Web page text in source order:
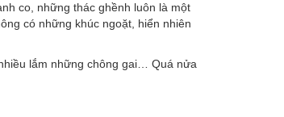
co, những thác ghềnh luôn là một
có những khúc ngoặt, hiển nhiên
lắm những chông gai… Quá nửa